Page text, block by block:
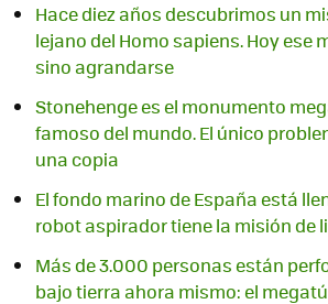
Hace diez años descubrimos un
lejano del Homo sapiens. Hoy ese
sino agrandarse
Stonehenge es el monumento
famoso del mundo. El único
una copia
El fondo marino de España está
robot aspirador tiene la misión de
Más de 3.000 personas están
bajo tierra ahora mismo: el